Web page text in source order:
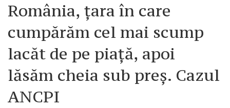
România, țara în care
cumpărăm cel mai scump
lacăt de pe piață, apoi
lăsăm cheia sub preș. Cazul
ANCPI